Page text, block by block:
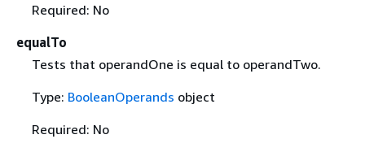
Required: No
equalTo
Tests that operandOne is equal to operandTwo.
Type: BooleanOperands object
Required: No